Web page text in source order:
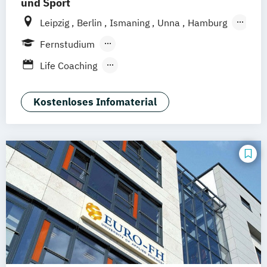
Leipzig Berlin Ismaning Unna
Hamburg
Köln
Frankfurt
Fernstudium
Berufsbegleitendes Präsenzstudium
Life Coaching
Psychologie
Kostenloses Infomaterial